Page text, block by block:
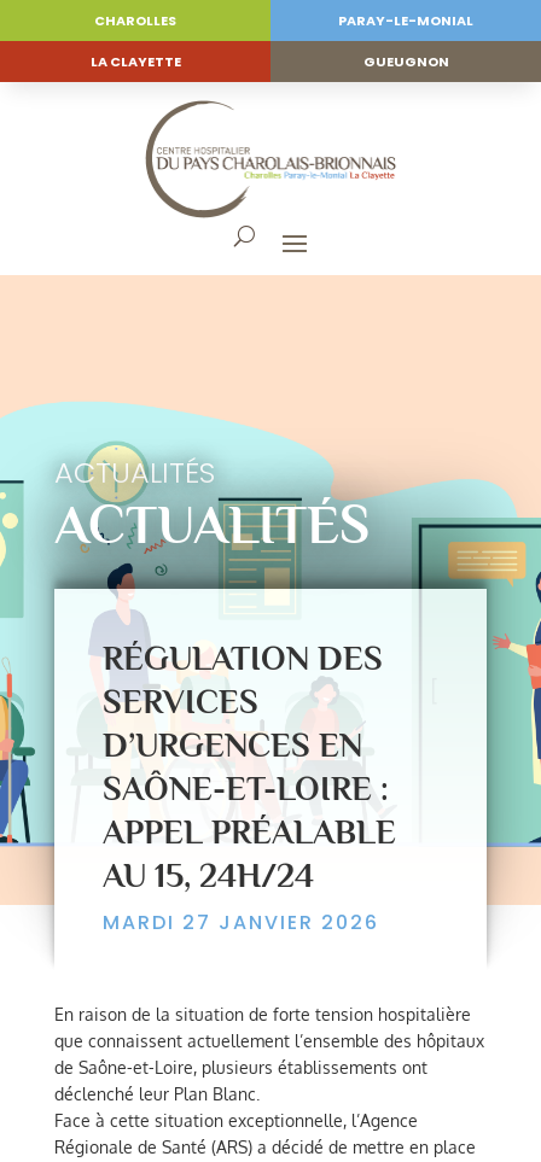
CHAROLLES PARAY-LE-MONIAL
LA CLAYETTE GUEUGNON
ACTUALITÉS
ACTUALITÉS
RÉGULATION DES
SERVICES
D’URGENCES EN
SAÔNE-ET-LOIRE :
APPEL PRÉALABLE
AU 15, 24H/24
MARDI 27 JANVIER 2026
En raison de la situation de forte tension hospitalière
que connaissent actuellement l’ensemble des hôpitaux
de Saône-et-Loire, plusieurs établissements ont
déclenché leur Plan Blanc.
Face à cette situation exceptionnelle, l’Agence
Régionale de Santé (ARS) a décidé de mettre en place